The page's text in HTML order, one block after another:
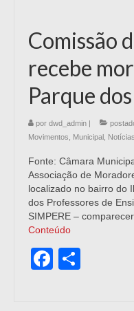
Comissão
recebe
Parque
por dwd_admin
Movimentos
Municipal Notícias
Fonte: Câmara
Associação de
localizado no bairro do
dos Professores de
SIMPERE –
Conteúdo